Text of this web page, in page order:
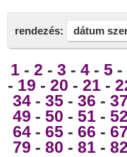
rendezés:
1 - 2 - 3 - 4 - 5 -
- 19 - 20 - 21 -
34 - 35 - 36 - 37
49 - 50 - 51 - 52
64 - 65 - 66 - 67
79 - 80 - 81 - 82